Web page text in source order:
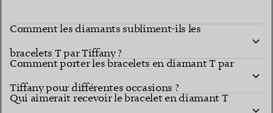
Comment les diamants subliment-ils les
bracelets T par Tiffany ?
Comment porter les bracelets en diamant T par
Tiffany pour différentes occasions ?
Qui aimerait recevoir le bracelet en diamant T